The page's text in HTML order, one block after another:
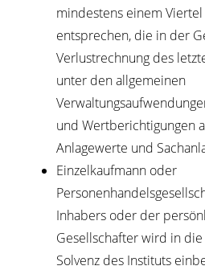
mindestens einem
entsprechen, die in der
Verlustrechnung des
unter den allgemeinen
und Wertberichtigungen
Anlagewerte und
Einzelkaufmann oder
Inhabers oder der
Gesellschafter wird in
Solvenz des Instituts